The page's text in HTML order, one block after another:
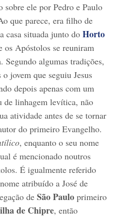
ele por Pedro e Paulo
que parece, era filho de
casa situada junto do Horto
os Apóstolos se reuniram
algumas tradições,
jovem que seguiu Jesus
depois apenas com um
de linhagem levítica, não
atividade antes de se tornar
do primeiro Evangelho.
, enquanto o seu nome
é mencionado noutros
É igualmente referido
atribuído a José de
de São Paulo primeiro
ilha de Chipre, então